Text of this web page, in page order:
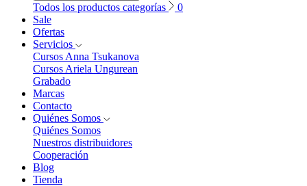
Todos los productos categorías
0
Sale
Ofertas
Servicios
Cursos Anna Tsukanova
Cursos Ariela Ungurean
Grabado
Marcas
Contacto
Quiénes Somos
Quiénes Somos
Nuestros distribuidores
Cooperación
Blog
Tienda